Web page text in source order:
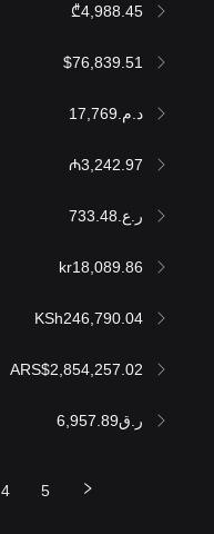
₾4,988.45
$76,839.51
د.م.17,769
₼3,242.97
ر.ع.733.48
kr18,089.86
KSh246,790.04
ARS$2,854,257.02
ر.ق6,957.89
4 5